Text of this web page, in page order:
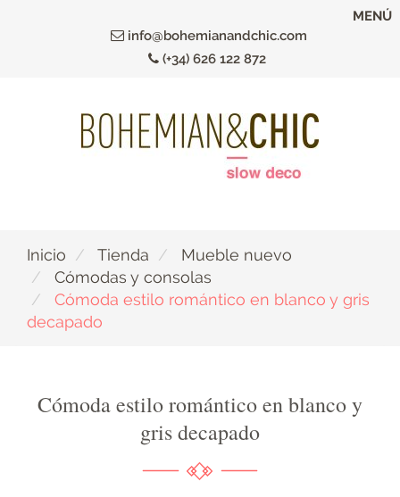
info@bohemianandchic.com
(+34) 626 122 872
MENÚ
Inicio Tienda
Mueble nuevo
Cómodas y consolas
Cómoda estilo romántico en blanco y gris
decapado
Cómoda estilo romántico en blanco y
gris decapado